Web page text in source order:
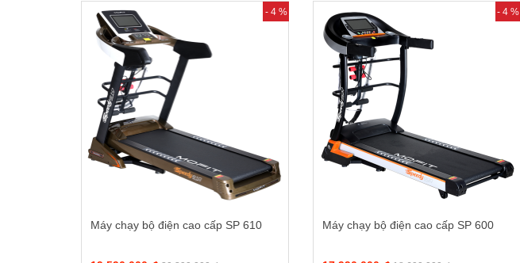
- 4 %
Máy chạy bộ điện cao cấp SP 610
- 4 %
Máy chạy bộ điện cao cấp SP 600